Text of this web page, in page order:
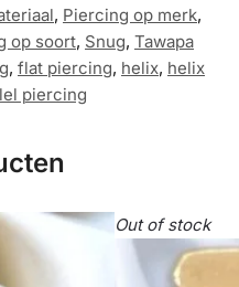
, Piercing op merk,
op soort, Snug, Tawapa
, flat piercing, helix, helix
piercing
Out of stock